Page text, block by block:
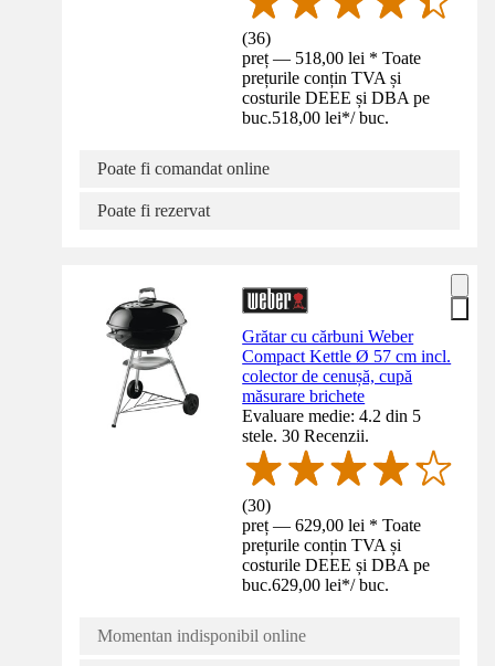
(36)
preț — 518,00 lei * Toate
prețurile conțin TVA și
costurile DEEE și DBA pe
buc.518,00 lei*/ buc.
Poate fi comandat online
Poate fi rezervat
Grătar cu cărbuni Weber
Compact Kettle Ø 57 cm incl.
colector de cenușă, cupă
măsurare brichete
Evaluare medie: 4.2 din 5
stele. 30 Recenzii.
(30)
preț — 629,00 lei * Toate
prețurile conțin TVA și
costurile DEEE și DBA pe
buc.629,00 lei*/ buc.
Momentan indisponibil online